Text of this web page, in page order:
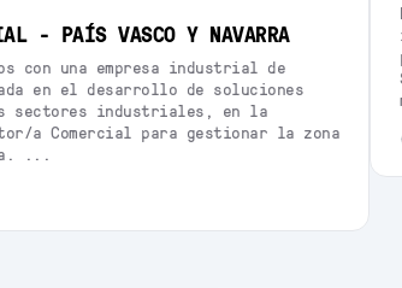
- PAÍS VASCO Y NAVARRA
con una empresa industrial de
en el desarrollo de soluciones
sectores industriales, en la
a Comercial para gestionar la zona
...